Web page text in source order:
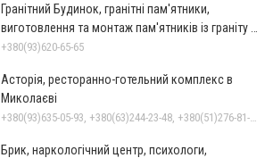
Гранітний Будинок, гранітні пам'ятники,
виготовлення та монтаж пам'ятників із граніту в
Миколаєві
+380(93)620-65-65
Асторія, ресторанно-готельний комплекс в
Миколаєві
Брик, наркологічний центр, психологи,